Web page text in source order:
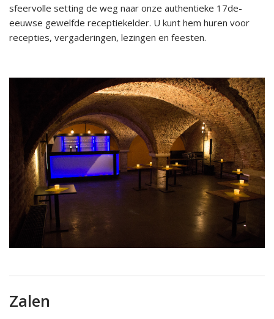
sfeervolle setting de weg naar onze authentieke 17de-
eeuwse gewelfde receptiekelder. U kunt hem huren voor
recepties, vergaderingen, lezingen en feesten.
Zalen